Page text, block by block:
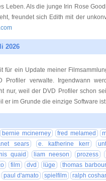
Leben. Als die junge Irin Rose
freundet sich Edith mit der
2026
für ein Update meiner
Profiler verwalte. Irgendwann
nur, weil der DVD Profiler schon
er im Grunde die einzige Software
bernie mcinerney fred melamed
sears e. katherine kerr
quaid liam neeson
prozess
film dvd lüge
thomas barbour
paul d'amato spielfilm
ralph